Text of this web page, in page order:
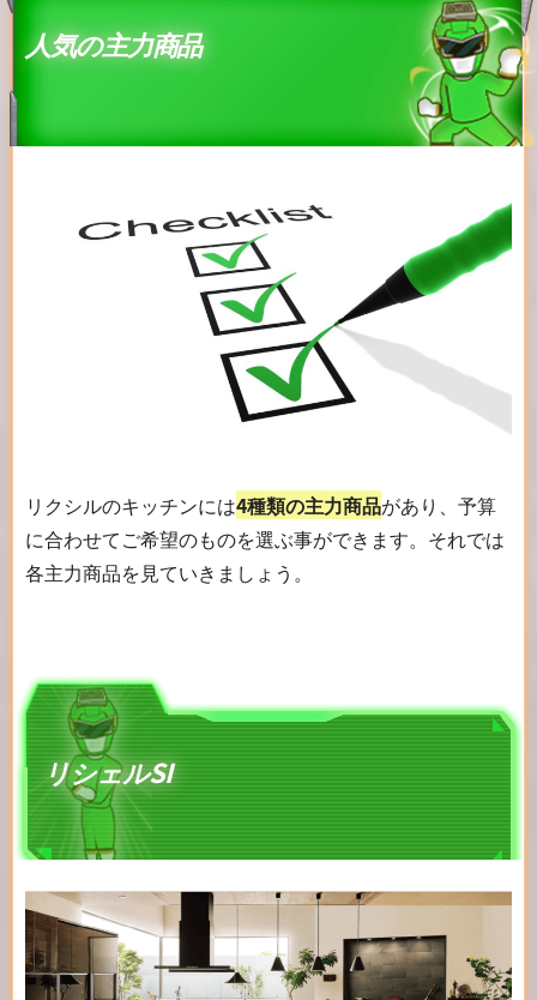
人気の主力商品
リクシルのキッチンには4種類の主力商品があり、予算
に合わせてご希望のものを選ぶ事ができます。それでは
各主力商品を見ていきましょう。
リシェルSI